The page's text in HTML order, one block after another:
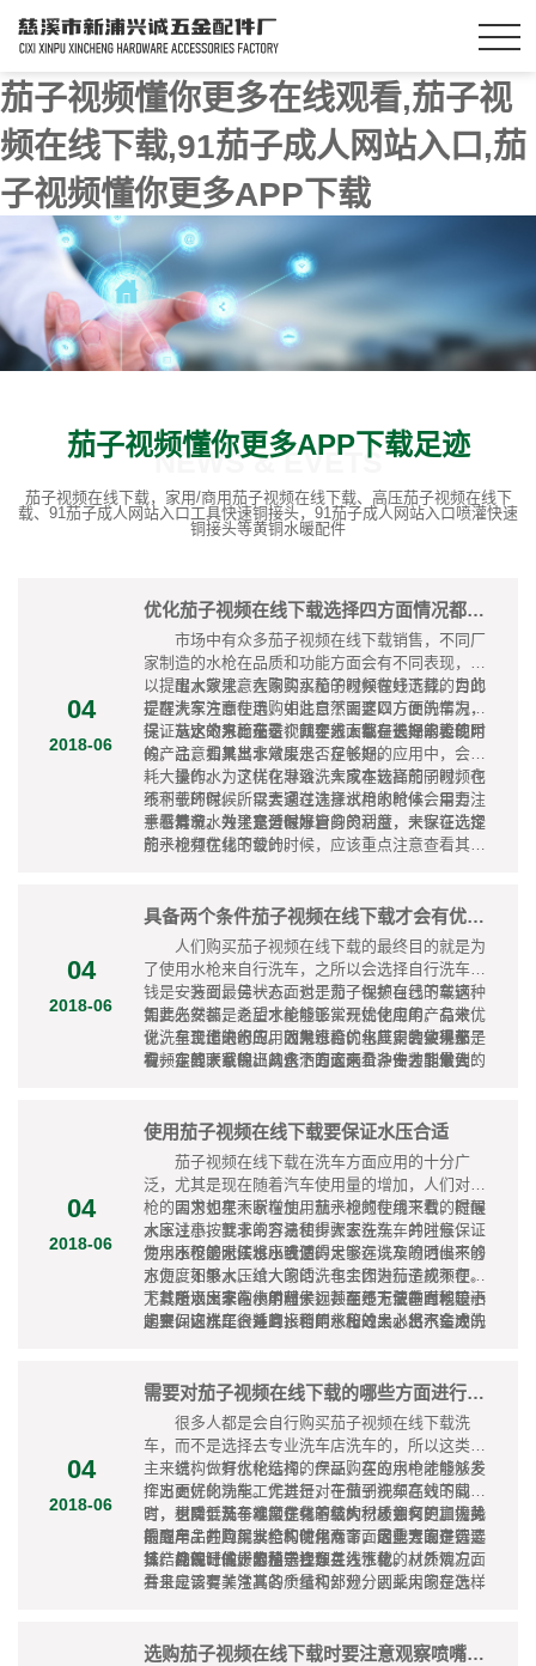
茄子视频懂你更多在线观看,茄子视
频在线下载,91茄子成人网站入口,茄
子视频懂你更多APP下载
茄子视频懂你更多APP下载足迹
NEWS & EVETS
茄子视频在线下载，家用/商用茄子视频在线下载、高压茄子视频在线下
载、91茄子成人网站入口工具快速铜接头，91茄子成人网站入口喷灌快速
铜接头等黄铜水暖配件
04
2018-06
优化茄子视频在线下载选择四方面情况都要注意
市场中有众多茄子视频在线下载销售，不同厂
家制造的水枪在品质和功能方面会有不同表现，所
以提醒大家注意在购买水枪的时候做好选择。为此
提醒大家注意在选购中注意下面这四方面的情况，
保证选定的水枪在这个四个方面都有很好的表现：
出水效果。大家购买茄子视频在线下载的目的
是在洗车方面使用，如此自然需要以方便洗车为前
提，从这个方面来看，就要求大家在选择水枪的时
候，注意看其出水效果是否足够好。
节水效果。茄子视频在线下载是长期需要使用
的产品，如果其非常废水，在长期的应用中，会消
耗大量的水，这样在导致洗车成本较高的同时，也
不利于环保。所以大家在选择水枪的时候，需要注
意看其节水效果是否很好。
操作。为了优化淋浴，大家在选择茄子视频在
线下载的时候，需要通过注意试用水枪体会用力级
手感情况，并注意适时水管的灵活度，来保证选定
的水枪有优化的设计。
寿命。为了充分保障自身的利益，大家在选择
茄子视频在线下载的时候，应该重点注意查看其使
04
2018-06
具备两个条件茄子视频在线下载才会有优化的应用
人们购买茄子视频在线下载的最终目的就是为
了使用水枪来自行洗车，之所以会选择自行洗车省
钱是一方面，另一方面也是为了保护自己的车辆，
如此必然都是希望水枪能够实现优化应用，有效优
化洗车工作进行的。而就水枪优化应用的实现来
看，需要大家保证具备下面这两个条件才能做到：
安装到最佳状态。对于茄子视频在线下载这种
需要先安装，之后才能够正常开始使用的产品来
说，呈现出来的应用效果符合，与其安装效果都是
有一定的联系的。从这个方面来看，安装到最佳的
不好，这样是不可能有优化应用的。
有合适的水压。因为过高的水压，会使得茄子
视频在线下载喷出的水洒的太远且冲击力非常大，
现该产品的优化应用，合适的水压也是必备条件之
一，否则不论是水压过高还是过低都会给洗车工作
进行造成不良的影响。
04
2018-06
使用茄子视频在线下载要保证水压合适
茄子视频在线下载在洗车方面应用的十分广
泛，尤其是现在随着汽车使用量的增加，人们对水
枪的需求也在不断增加。就水枪的使用来看，提醒
大家注意按要求的方法和步骤去洗车，并注意保证
使用水枪的时候水压合适。
因为如果大家在使用茄子视频在线下载的时候
水压过小，就非常容易使得大家在洗车的时候，因
为水压不够无法将水喷洒的足够远以及喷洒出来的
水力度不够大，给大家的洗车工作进行造成不便。
尤其是水压非常小的时候，甚至是无法垂直地喷洒
起来，这样是很难直接利用水枪的出水将汽车冲洗
不仅是水压过小或使得大家在洗车的时候不够
方便，如果水压过大的话，也会因为茄子视频在线
下载喷洒出来的水射程太远，而不方便在面积较小
的空间内洗车。并且水枪的水压过大，出水造成的
辆的外观和表面质量。
所以大家在使用茄子视频在线下载的时候是一
定要保证水压合适的，否则慈和效果必然不会太
04
2018-06
需要对茄子视频在线下载的哪些方面进行选择
很多人都是会自行购买茄子视频在线下载洗
车，而不是选择去专业洗车店洗车的，所以这类车
主来说，做好水枪选择，保证购买的水枪能够从多
个方面优化洗车工作进行，在做到洗车高效的同
时，也降低洗车难度是有着极大积极意义的。为此
提醒车主在购买水枪的时候从下面这些方面进行选
择，以保证做好水枪选择：
结构：有优化结构的产品，在应用中才能够发
挥出更好的功能。尤其是对于茄子视频在线下载而
言，更需要其有非常优化的结构，才会有更加优势
的应用。并且就其结构优化而言，最重要的是需要
其结构设计的十分科学合理且人性化。
材质：茄子视频在线下载的材质如何，直接关
系到产品的应用安全和使用寿命，因此大家在选购
该产品的时候，要注意注意关注水枪的材质情况，
并且是需要关注其各个结构部分分别采用的是怎样
外观：优质的茄子视频在线下载，从外观方面
看来应该有非常高的质量和外观，因此大家在选购
选购茄子视频在线下载时要注意观察喷嘴和水管情况